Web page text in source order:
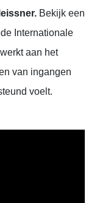
Bekijk een
Internationale
aan het
van ingangen
voelt.